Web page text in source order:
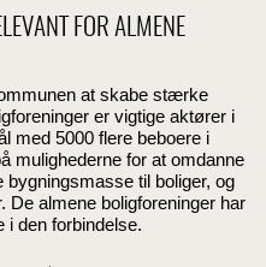
FOR ALMENE
at skabe stærke
er vigtige aktører i
med 5000 flere beboere i
mulighederne for at omdanne
bygningsmasse til boliger, og
De almene boligforeninger har
i den forbindelse.